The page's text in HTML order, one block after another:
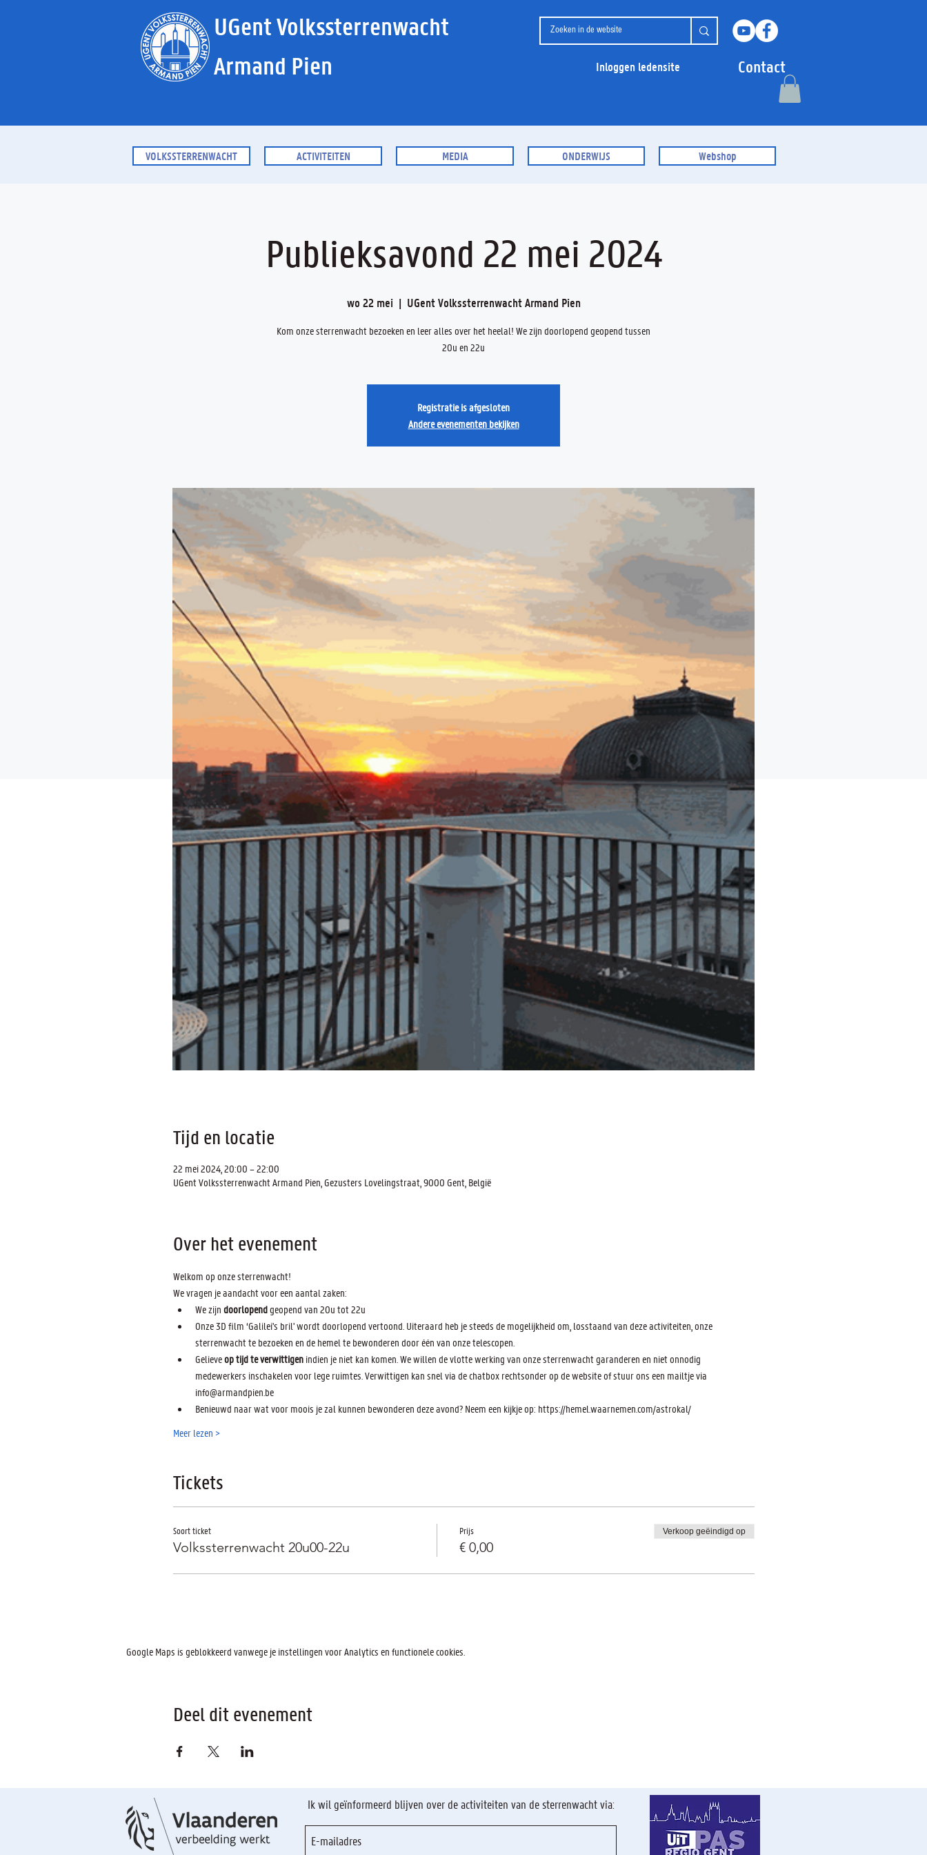
UGent Volkssterrenwacht
Armand Pien
Inloggen ledensite Contact
VOLKSSTERRENWACHT ACTIVITEITEN MEDIA ONDERWIJS Webshop
Publieksavond 22 mei 2024
wo 22 mei
  |
UGent Volkssterrenwacht Armand Pien
Kom onze sterrenwacht bezoeken en leer alles over het heelal! We zijn doorlopend geopend tussen
20u en 22u
Registratie is afgesloten
Andere evenementen bekijken
Tijd en locatie
22 mei 2024, 20:00 – 22:00
UGent Volkssterrenwacht Armand Pien, Gezusters Lovelingstraat, 9000 Gent, België
Over het evenement
Welkom op onze sterrenwacht!
We vragen je aandacht voor een aantal zaken:
We zijn doorlopend geopend van 20u tot 22u
Onze 3D film ‘Galilei's bril' wordt doorlopend vertoond. Uiteraard heb je steeds de mogelijkheid om, losstaand van deze activiteiten, onze
sterrenwacht te bezoeken en de hemel te bewonderen door één van onze telescopen.
Gelieve op tijd te verwittigen indien je niet kan komen. We willen de vlotte werking van onze sterrenwacht garanderen en niet onnodig
medewerkers inschakelen voor lege ruimtes. Verwittigen kan snel via de chatbox rechtsonder op de website of stuur ons een mailtje via
info@armandpien.be
Benieuwd naar wat voor moois je zal kunnen bewonderen deze avond? Neem een kijkje op: https://hemel.waarnemen.com/astrokal/
Meer lezen >
Tickets
Soort ticket
Volkssterrenwacht 20u00-22u
Prijs
€ 0,00
Verkoop geëindigd op
Google Maps is geblokkeerd vanwege je instellingen voor Analytics en functionele cookies.
Deel dit evenement
Ik wil geïnformeerd blijven over de activiteiten van de sterrenwacht via: